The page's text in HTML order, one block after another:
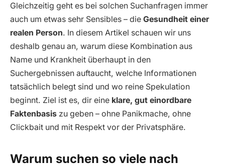
Gleichzeitig geht es bei solchen Suchanfragen immer
auch um etwas sehr Sensibles – die Gesundheit einer
realen Person. In diesem Artikel schauen wir uns
deshalb genau an, warum diese Kombination aus
Name und Krankheit überhaupt in den
Suchergebnissen auftaucht, welche Informationen
tatsächlich belegt sind und wo reine Spekulation
beginnt. Ziel ist es, dir eine klare, gut einordbare
Faktenbasis zu geben – ohne Panikmache, ohne
Clickbait und mit Respekt vor der Privatsphäre.
Warum suchen so viele nach